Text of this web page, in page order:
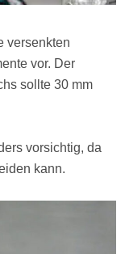
versenkten
vor. Der
sollte 30 mm
vorsichtig, da
kann.